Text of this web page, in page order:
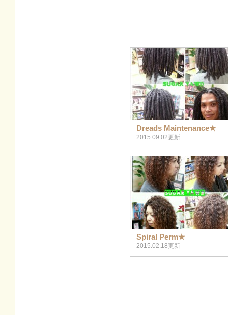
Dreads Maintenance★
2015.09.02更新
Spiral Perm★
2015.02.18更新